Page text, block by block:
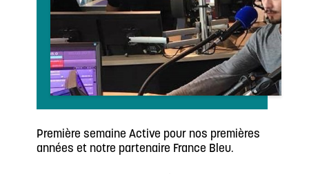
Première semaine Active pour nos premières
années et notre partenaire France Bleu.